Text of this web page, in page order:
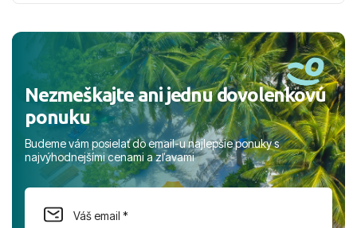
Nezmeškajte ani jednu dovolenkovú
ponuku
Budeme vám posielať do email-u najlepšie ponuky s
najvýhodnejšími cenami a zľavami